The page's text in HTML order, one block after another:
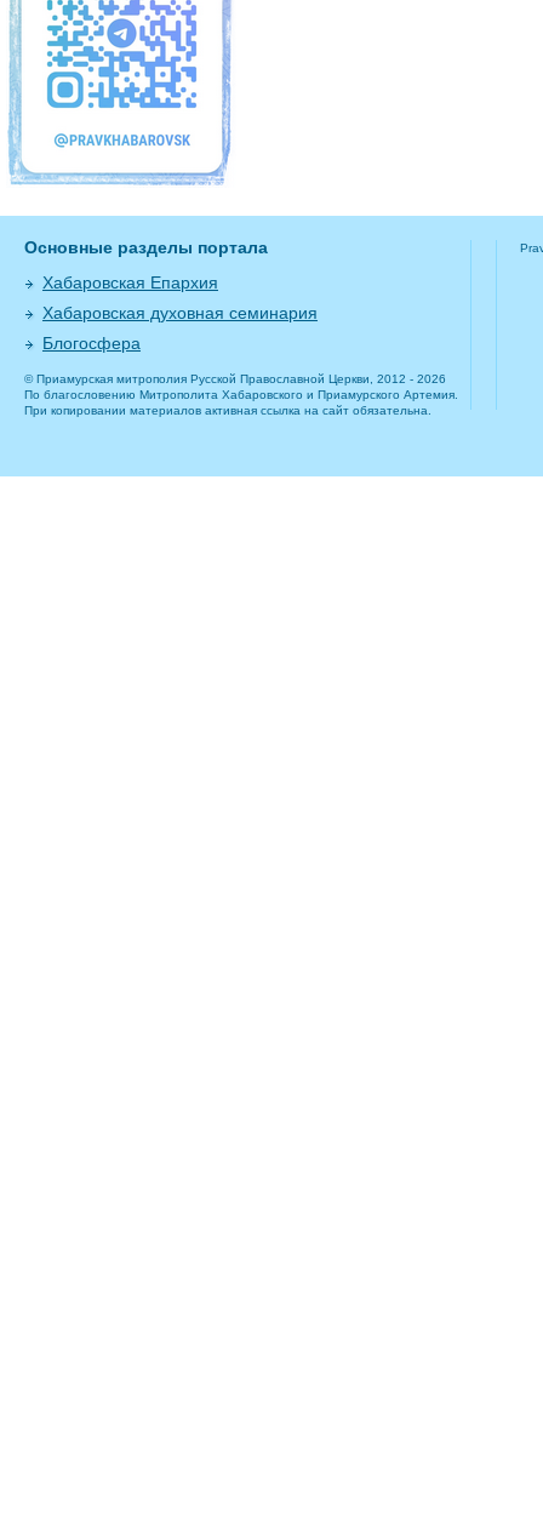
Основные разделы портала
Хабаровская Епархия
Хабаровская духовная семинария
Блогосфера
© Приамурская митрополия Русской Православной Церкви, 2012 - 2026
По благословению Митрополита Хабаровского и Приамурского Артемия.
При копировании материалов активная ссылка на сайт обязательна.